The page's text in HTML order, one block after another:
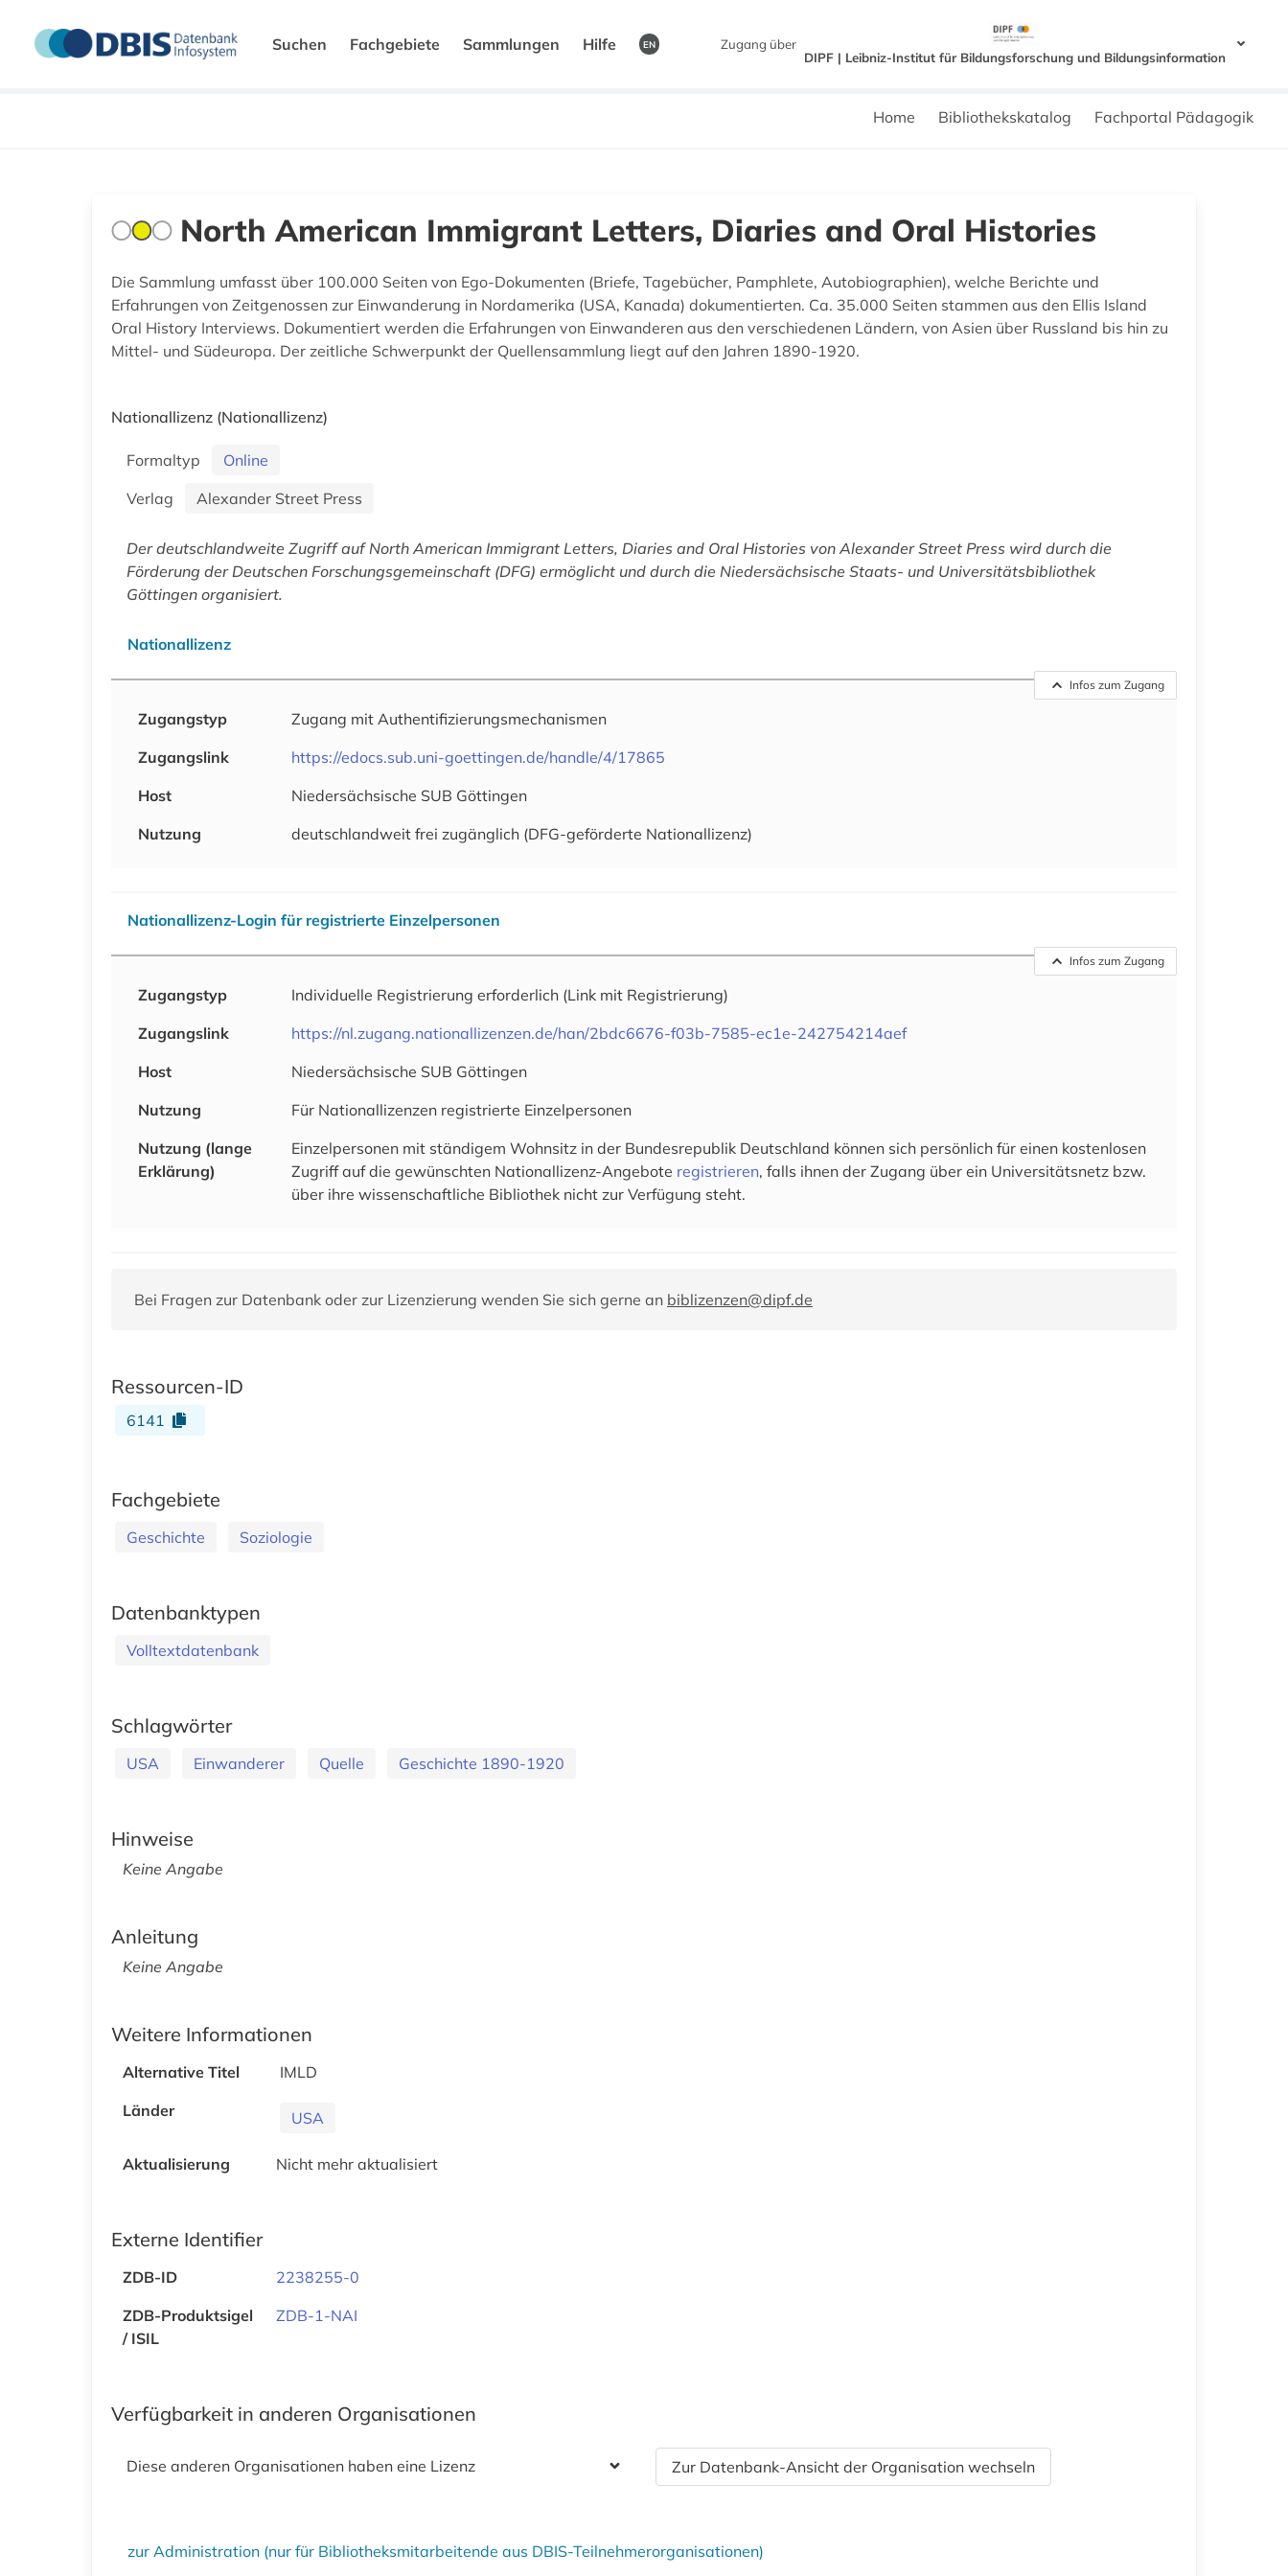
Suchen Fachgebiete Sammlungen Hilfe EN
Zugang über
DIPF | Leibniz-Institut für Bildungsforschung und Bildungsinformation
Home Bibliothekskatalog Fachportal Pädagogik
North American Immigrant Letters, Diaries and Oral Histories
Die Sammlung umfasst über 100.000 Seiten von Ego-Dokumenten (Briefe, Tagebücher, Pamphlete, Autobiographien), welche Berichte und
Erfahrungen von Zeitgenossen zur Einwanderung in Nordamerika (USA, Kanada) dokumentierten. Ca. 35.000 Seiten stammen aus den Ellis Island
Oral History Interviews. Dokumentiert werden die Erfahrungen von Einwanderen aus den verschiedenen Ländern, von Asien über Russland bis hin zu
Mittel- und Südeuropa. Der zeitliche Schwerpunkt der Quellensammlung liegt auf den Jahren 1890-1920.
Nationallizenz (Nationallizenz)
Formaltyp
Online
Verlag
Alexander Street Press
Der deutschlandweite Zugriff auf North American Immigrant Letters, Diaries and Oral Histories von Alexander Street Press wird durch die
Förderung der Deutschen Forschungsgemeinschaft (DFG) ermöglicht und durch die Niedersächsische Staats- und Universitätsbibliothek
Göttingen organisiert.
Nationallizenz
Infos zum Zugang
Zugangstyp
Zugang mit Authentifizierungsmechanismen
Zugangslink
https://edocs.sub.uni-goettingen.de/handle/4/17865
Host
Niedersächsische SUB Göttingen
Nutzung
deutschlandweit frei zugänglich (DFG-geförderte Nationallizenz)
Nationallizenz-Login für registrierte Einzelpersonen
Infos zum Zugang
Zugangstyp Individuelle Registrierung erforderlich (Link mit Registrierung)
Zugangslink
https://nl.zugang.nationallizenzen.de/han/2bdc6676-f03b-7585-ec1e-242754214aef
Host
Niedersächsische SUB Göttingen
Nutzung
Für Nationallizenzen registrierte Einzelpersonen
Nutzung (lange
Erklärung)
Einzelpersonen mit ständigem Wohnsitz in der Bundesrepublik Deutschland können sich persönlich für einen kostenlosen
Zugriff auf die gewünschten Nationallizenz-Angebote registrieren, falls ihnen der Zugang über ein Universitätsnetz bzw.
über ihre wissenschaftliche Bibliothek nicht zur Verfügung steht.
Bei Fragen zur Datenbank oder zur Lizenzierung wenden Sie sich gerne an biblizenzen@dipf.de
Ressourcen-ID
6141
Fachgebiete
Geschichte Soziologie
Datenbanktypen
Volltextdatenbank
Schlagwörter
USA Einwanderer Quelle Geschichte 1890-1920
Hinweise
Keine Angabe
Anleitung
Keine Angabe
Weitere Informationen
Alternative Titel
IMLD
Länder
USA
Aktualisierung Nicht mehr aktualisiert
Externe Identifier
ZDB-ID
2238255-0
ZDB-Produktsigel
/ ISIL
ZDB-1-NAI
Verfügbarkeit in anderen Organisationen
Diese anderen Organisationen haben eine Lizenz Zur Datenbank-Ansicht der Organisation wechseln
zur Administration (nur für Bibliotheksmitarbeitende aus DBIS-Teilnehmerorganisationen)